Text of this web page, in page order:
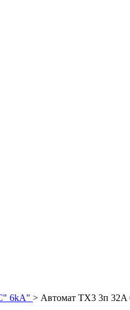
6kA" > Автомат TX3 3п 32A